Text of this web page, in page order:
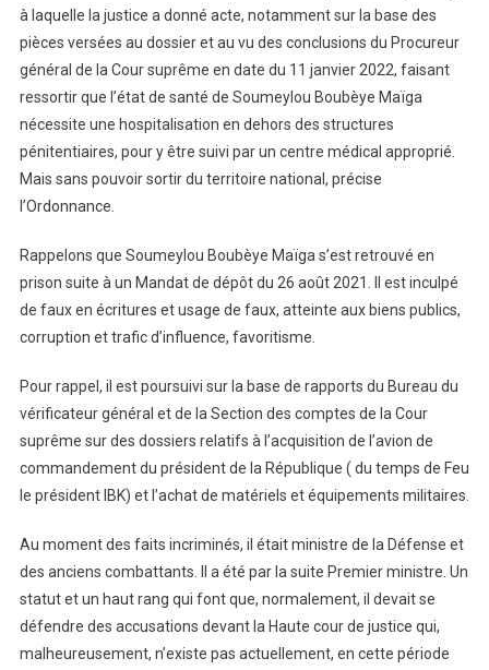
à laquelle la justice a donné acte, notamment sur la base des
pièces versées au dossier et au vu des conclusions du Procureur
général de la Cour suprême en date du 11 janvier 2022, faisant
ressortir que l’état de santé de Soumeylou Boubèye Maïga
nécessite une hospitalisation en dehors des structures
pénitentiaires, pour y être suivi par un centre médical approprié.
Mais sans pouvoir sortir du territoire national, précise
l’Ordonnance.
Rappelons que Soumeylou Boubèye Maïga s’est retrouvé en
prison suite à un Mandat de dépôt du 26 août 2021. Il est inculpé
de faux en écritures et usage de faux, atteinte aux biens publics,
corruption et trafic d’influence, favoritisme.
Pour rappel, il est poursuivi sur la base de rapports du Bureau du
vérificateur général et de la Section des comptes de la Cour
suprême sur des dossiers relatifs à l’acquisition de l’avion de
commandement du président de la République ( du temps de Feu
le président IBK) et l’achat de matériels et équipements militaires.
Au moment des faits incriminés, il était ministre de la Défense et
des anciens combattants. Il a été par la suite Premier ministre. Un
statut et un haut rang qui font que, normalement, il devait se
défendre des accusations devant la Haute cour de justice qui,
malheureusement, n’existe pas actuellement, en cette période